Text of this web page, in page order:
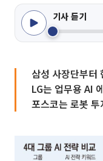
기사 듣기
삼성 사장단부터
LG는 업무용 AI
포스코는 로봇